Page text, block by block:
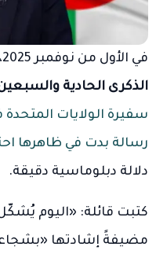
في الأول من نوفمبر 2025، وبينما كانت الجزائر
الذكرى الحادية والسبعين
سفيرة الولايات المتحدة
رسالة بدت في ظاهرها
دلالة دبلوماسية دقيقة.
كتبت قائلة: «اليوم
مضيفةً إشادتها